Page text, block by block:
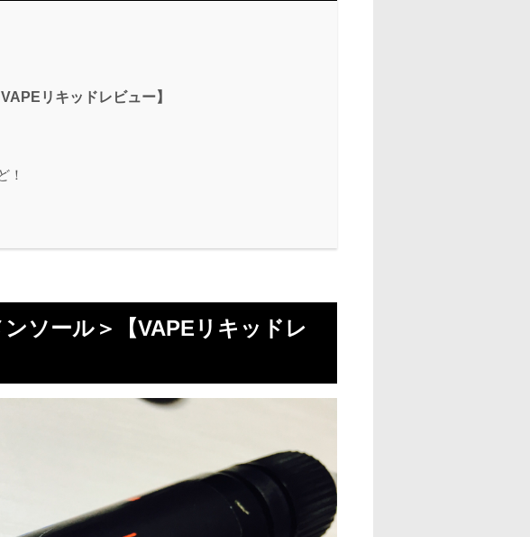
リキッドレビュー】
！
ソール＞【VAPEリキッドレ